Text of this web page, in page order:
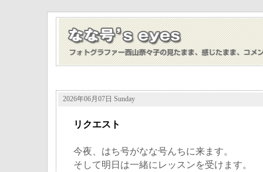
2026年06月07日 Sunday
リクエスト
今夜、はち号がなな号んちに来ます。
そして明日は一緒にレッスンを受けます。